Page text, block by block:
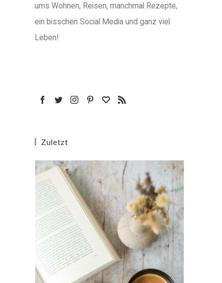
ums Wohnen, Reisen, manchmal Rezepte,
ein bisschen Social Media und ganz viel
Leben!
Zuletzt